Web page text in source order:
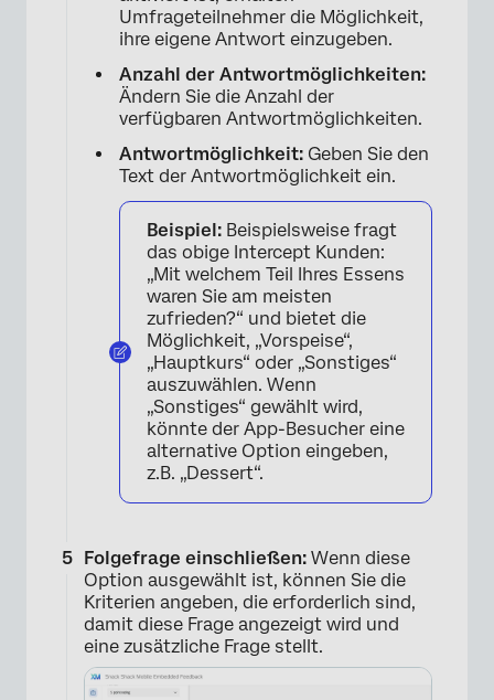
×
×
Umfrageteilnehmer die Möglichkeit,
ihre eigene Antwort einzugeben.
Anzahl der Antwortmöglichkeiten:
Ändern Sie die Anzahl der
verfügbaren Antwortmöglichkeiten.
Antwortmöglichkeit: Geben Sie den
Text der Antwortmöglichkeit ein.
Beispiel: Beispielsweise fragt
das obige Intercept Kunden:
„Mit welchem Teil Ihres Essens
waren Sie am meisten
zufrieden?“ und bietet die
Möglichkeit, „Vorspeise“,
„Hauptkurs“ oder „Sonstiges“
auszuwählen. Wenn
„Sonstiges“ gewählt wird,
könnte der App-Besucher eine
alternative Option eingeben,
z.B. „Dessert“.
Folgefrage einschließen: Wenn diese
Option ausgewählt ist, können Sie die
Kriterien angeben, die erforderlich sind,
damit diese Frage angezeigt wird und
eine zusätzliche Frage stellt.